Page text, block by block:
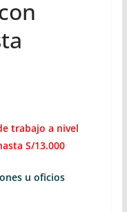
trabajo a nivel
S/13.000
u oficios